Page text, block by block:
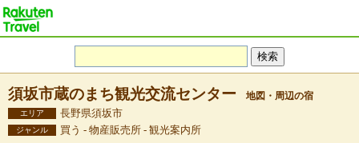
須坂市蔵のまち観光交流センター 地図・周辺の宿
エリア 長野県須坂市
ジャンル 買う - 物産販売所 - 観光案内所